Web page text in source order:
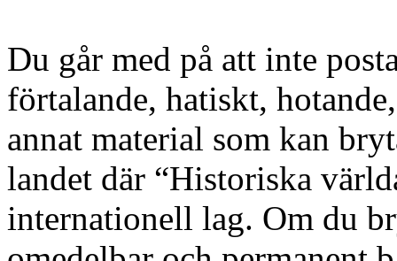
Du går med på att inte
förtalande, hatiskt,
annat material som kan
landet där “Historiska
internationell lag. Om du